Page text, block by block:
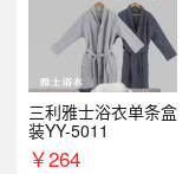
三利雅士浴衣单条盒
装YY-5011
￥264